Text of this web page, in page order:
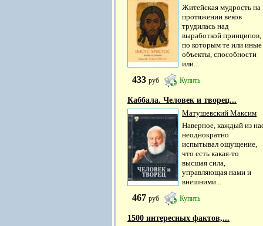
Житейская мудрость на
протяжении веков
трудилась над
выработкой принципов,
по которым те или иные
объекты, способности
или...
433 руб Купить
Каббала. Человек и творец...
Матушевский Максим
Наверное, каждый из
неоднократно
испытывал ощущение,
что есть какая-то
высшая сила,
управляющая нами и
внешними...
467 руб Купить
1500 интересных фактов,...